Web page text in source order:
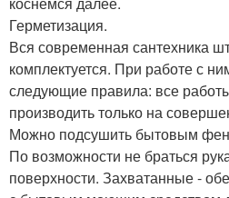
Герметизация.
Вся современная сантехника
комплектуется. При работе с
следующие правила: все
производить только на
Можно подсушить бытовым
По возможности не браться
поверхности. Захватанные -